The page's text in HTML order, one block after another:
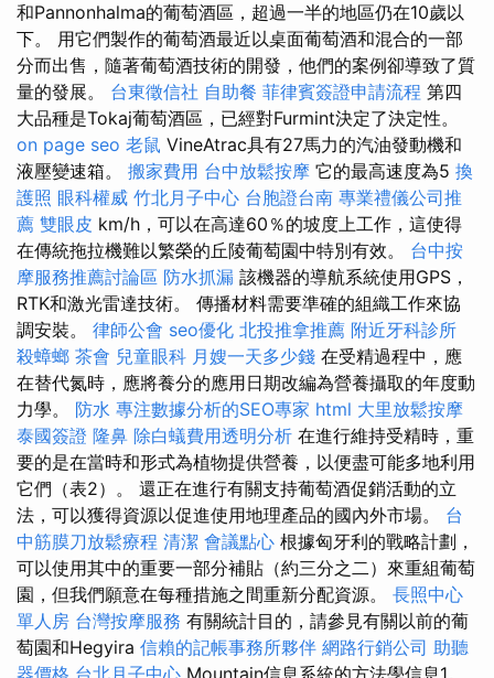
和Pannonhalma的葡萄酒區，超過一半的地區仍在10歲以
下。 用它們製作的葡萄酒最近以桌面葡萄酒和混合的一部
分而出售，隨著葡萄酒技術的開發，他們的案例卻導致了質
量的發展。 台東徵信社 自助餐 菲律賓簽證申請流程 第四
大品種是Tokaj葡萄酒區，已經對Furmint決定了決定性。
on page seo 老鼠 VineAtrac具有27馬力的汽油發動機和
液壓變速箱。 搬家費用 台中放鬆按摩 它的最高速度為5 換
護照 眼科權威 竹北月子中心 台胞證台南 專業禮儀公司推
薦 雙眼皮 km/h，可以在高達60％的坡度上工作，這使得
在傳統拖拉機難以繁榮的丘陵葡萄園中特別有效。 台中按
摩服務推薦討論區 防水抓漏 該機器的導航系統使用GPS，
RTK和激光雷達技術。 傳播材料需要準確的組織工作來協
調安裝。 律師公會 seo優化 北投推拿推薦 附近牙科診所
殺蟑螂 茶會 兒童眼科 月嫂一天多少錢 在受精過程中，應
在替代氮時，應將養分的應用日期改編為營養攝取的年度動
力學。 防水 專注數據分析的SEO專家 html 大里放鬆按摩
泰國簽證 隆鼻 除白蟻費用透明分析 在進行維持受精時，重
要的是在當時和形式為植物提供營養，以便盡可能多地利用
它們（表2）。 還正在進行有關支持葡萄酒促銷活動的立
法，可以獲得資源以促進使用地理產品的國內外市場。 台
中筋膜刀放鬆療程 清潔 會議點心 根據匈牙利的戰略計劃，
可以使用其中的重要一部分補貼（約三分之二）來重組葡萄
園，但我們願意在每種措施之間重新分配資源。 長照中心
單人房 台灣按摩服務 有關統計目的，請參見有關以前的葡
萄園和Hegyira 信賴的記帳事務所夥伴 網路行銷公司 助聽
器價格 台北月子中心 Mountain信息系統的方法學信息1。